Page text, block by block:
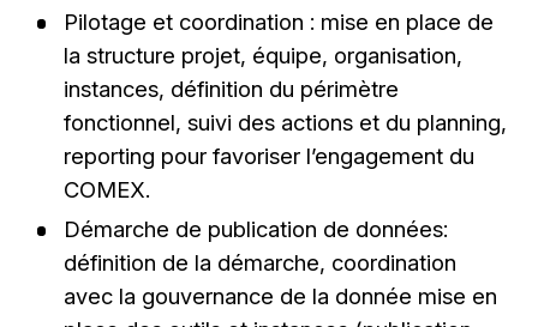
Pilotage et coordination : mise en place de
la structure projet, équipe, organisation,
instances, définition du périmètre
fonctionnel, suivi des actions et du planning,
reporting pour favoriser l’engagement du
COMEX.
Démarche de publication de données:
définition de la démarche, coordination
avec la gouvernance de la donnée mise en